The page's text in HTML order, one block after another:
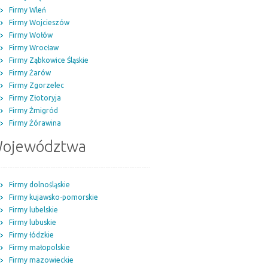
Firmy Wleń
Firmy Wojcieszów
Firmy Wołów
Firmy Wrocław
Firmy Ząbkowice Śląskie
Firmy Żarów
Firmy Zgorzelec
Firmy Złotoryja
Firmy Żmigród
Firmy Żórawina
Firmy dolnośląskie
Firmy kujawsko-pomorskie
Firmy lubelskie
Firmy lubuskie
Firmy łódzkie
Firmy małopolskie
Firmy mazowieckie